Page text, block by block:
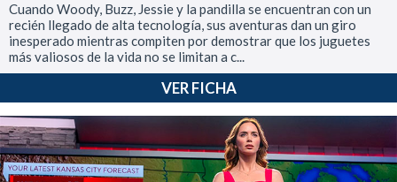
Cuando Woody, Buzz, Jessie y la pandilla se encuentran con un
recién llegado de alta tecnología, sus aventuras dan un giro
inesperado mientras compiten por demostrar que los juguetes
más valiosos de la vida no se limitan a c...
VER FICHA